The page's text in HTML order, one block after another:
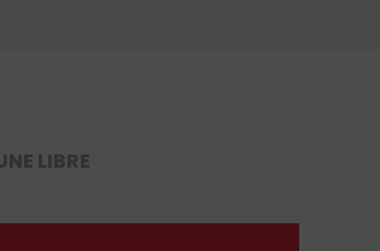
LIBRE